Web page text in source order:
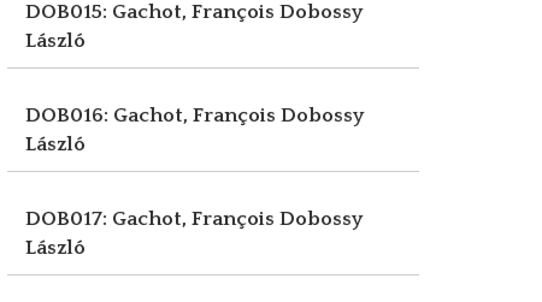
DOB015: Gachot, François Dobossy
László
DOB016: Gachot, François Dobossy
László
DOB017: Gachot, François Dobossy
László